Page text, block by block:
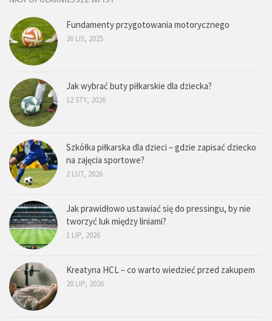
Fundamenty przygotowania motorycznego
26 LIS, 2025
Jak wybrać buty piłkarskie dla dziecka?
12 STY, 2026
Szkółka piłkarska dla dzieci – gdzie zapisać dziecko
na zajęcia sportowe?
2 LUT, 2026
Jak prawidłowo ustawiać się do pressingu, by nie
tworzyć luk między liniami?
1 LIP, 2026
Kreatyna HCL – co warto wiedzieć przed zakupem
20 LIP, 2026